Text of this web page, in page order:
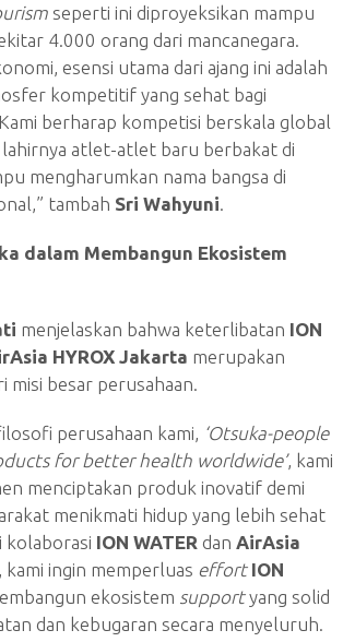
seperti ini diproyeksikan mampu
4.000 orang dari mancanegara.
esensi utama dari ajang ini adalah
kompetitif yang sehat bagi
berharap kompetisi berskala global
lahirnya atlet-atlet baru berbakat di
mengharumkan nama bangsa di
tambah Sri Wahyuni
dalam Membangun Ekosistem
menjelaskan bahwa keterlibatan ION
HYROX Jakarta merupakan
misi besar perusahaan.
perusahaan kami,
‘Otsuka-people
for better health worldwide’, kami
menciptakan produk inovatif demi
menikmati hidup yang lebih sehat
kolaborasi ION WATER dan AirAsia
, kami ingin memperluas effort ION
ekosistem supportyang solid
dan kebugaran secara menyeluruh.